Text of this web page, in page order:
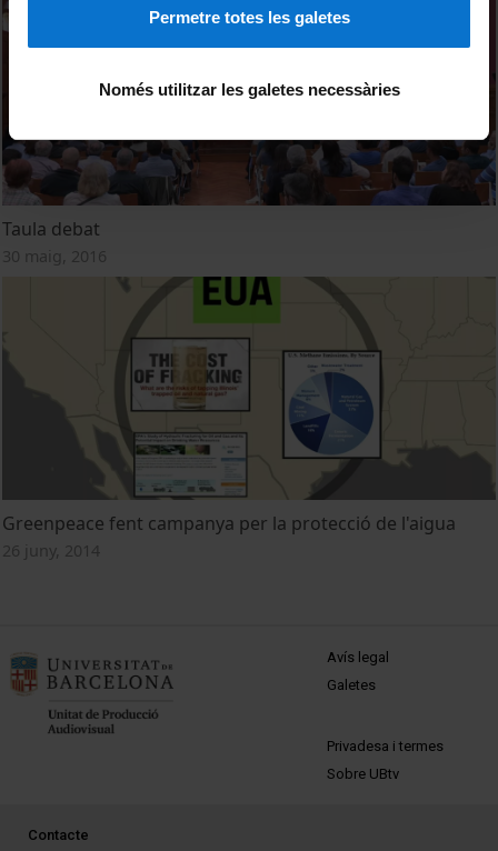
Permetre totes les galetes
Només utilitzar les galetes necessàries
Taula debat
30 maig, 2016
Greenpeace fent campanya per la protecció de l'aigua
26 juny, 2014
MENÚ PEU 1
Avís legal
Galetes
PEU 2
Privadesa i termes
Sobre UBtv
PEU 3
Contacte